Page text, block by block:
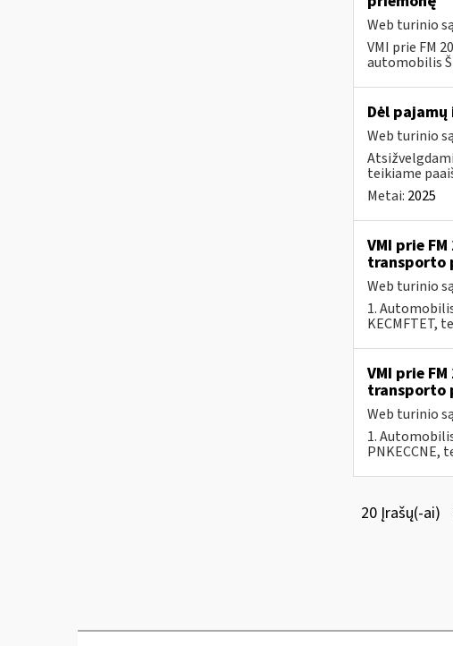
Web turinio
VMI prie FM
automobilis
Dėl
Web turinio
teikiame
Metai: 2025
VMI prie
transporto
Web turinio
1.
KECMFTET,
VMI prie
transporto
Web turinio
1.
PNKECCNE,
20 Įrašų(-ai)